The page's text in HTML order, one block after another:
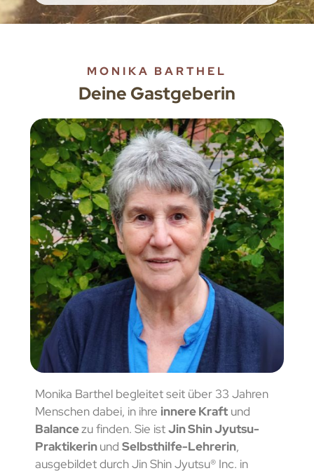
MONIKA BARTHEL
Deine Gastgeberin
Monika Barthel begleitet seit über 33 Jahren
Menschen dabei, in ihre innere Kraftund
Balancezu finden. Sie istJin Shin Jyutsu-
Praktikerinund Selbsthilfe-Lehrerin,
ausgebildet durch Jin Shin Jyutsu® Inc. in